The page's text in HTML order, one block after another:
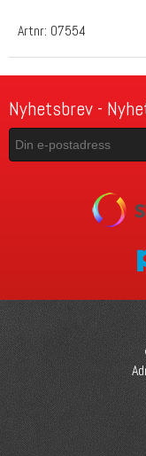
Artnr: 07554
Nyhetsbrev -